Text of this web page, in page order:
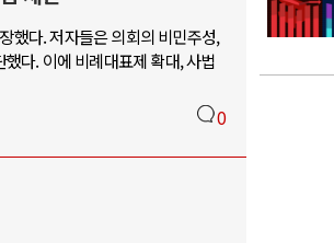
했다. 저자들은 의회의 비민주성,
다. 이에 비례대표제 확대, 사법
0